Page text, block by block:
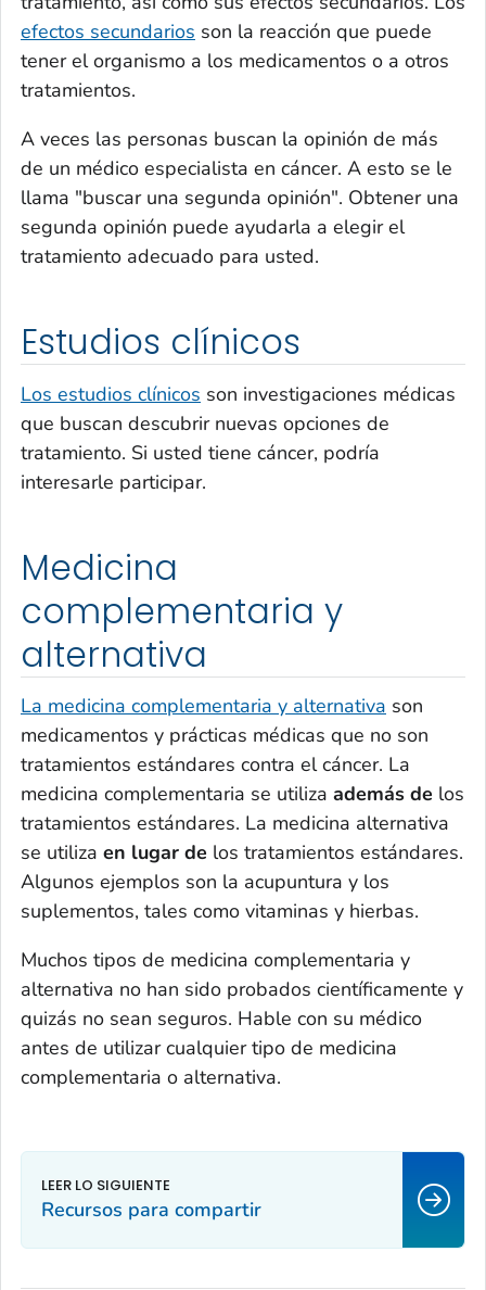
efectos secundarios son la reacción que puede
tener el organismo a los medicamentos o a otros
tratamientos.
A veces las personas buscan la opinión de más
de un médico especialista en cáncer. A esto se le
llama "buscar una segunda opinión". Obtener una
segunda opinión puede ayudarla a elegir el
tratamiento adecuado para usted.
Estudios clínicos
Los estudios clínicos son investigaciones médicas
que buscan descubrir nuevas opciones de
tratamiento. Si usted tiene cáncer, podría
interesarle participar.
Medicina
complementaria y
alternativa
La medicina complementaria y alternativa son
medicamentos y prácticas médicas que no son
tratamientos estándares contra el cáncer. La
medicina complementaria se utiliza además de los
tratamientos estándares. La medicina alternativa
se utiliza en lugar de los tratamientos estándares.
Algunos ejemplos son la acupuntura y los
suplementos, tales como vitaminas y hierbas.
Muchos tipos de medicina complementaria y
alternativa no han sido probados científicamente y
quizás no sean seguros. Hable con su médico
antes de utilizar cualquier tipo de medicina
complementaria o alternativa.
Recursos para compartir